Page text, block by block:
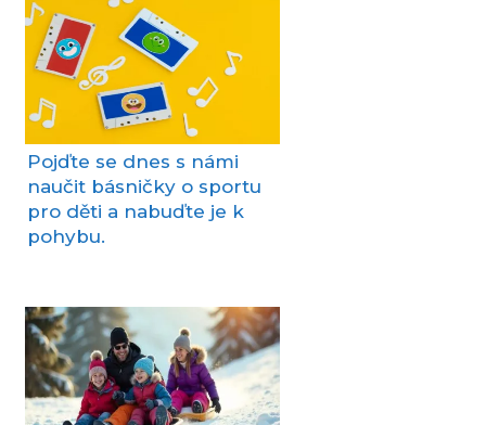
Pojďte se dnes s námi
naučit básničky o sportu
pro děti a nabuďte je k
pohybu.